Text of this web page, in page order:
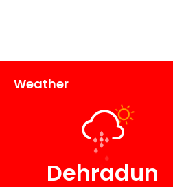
Weather
Dehradun